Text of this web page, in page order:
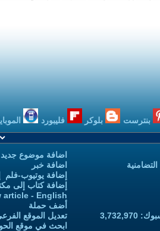
بنترست بلوكر فليبورد
اضافة موضوع جديد
اضافة خبر
إضافة يوتيوب-فلم
إضافة كتاب إلى
article - English
أضف حملة
تعديل الموقع
ابحث في موقع